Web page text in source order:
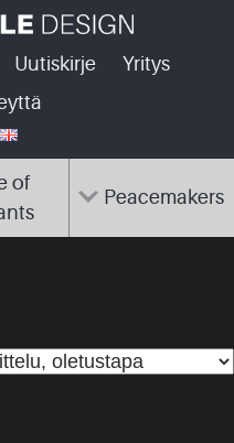
Uutiskirje
Yritys
of
Peacemakers